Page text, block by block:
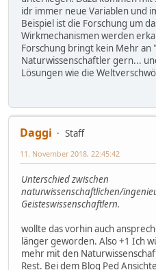
idr immer neue Variablen und
Beispiel ist die Forschung um
Wirkmechanismen werden
Forschung bringt kein Mehr an
Naturwissenschaftler gern...
Lösungen wie die
Daggi
Staff
11. November 2018, 22:45:42
Unterschied zwischen
naturwissenschaftlichen/
Geisteswissenschaftlern.
wollte das vorhin auch
länger geworden. Also +1 Ich
mehr mit den
Rest. Bei dem Blog Ped